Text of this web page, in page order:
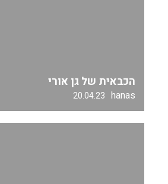
הכבאית של גן אורי
hanas
20.04.23